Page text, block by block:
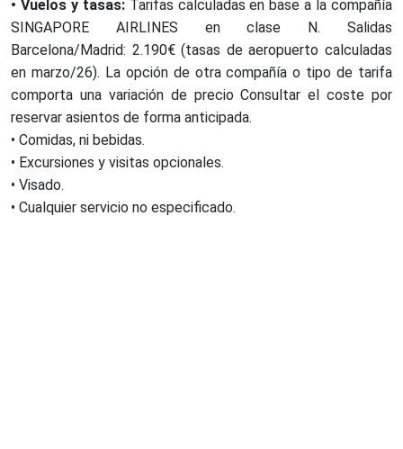
• Vuelos y tasas:Tarifas calculadas en base a la compañía
SINGAPORE AIRLINES en clase N. Salidas
Barcelona/Madrid: 2.190€ (tasas de aeropuerto calculadas
en marzo/26). La opción de otra compañía o tipo de tarifa
comporta una variación de precio Consultar el coste por
reservar asientos de forma anticipada.
• Comidas, ni bebidas.
• Excursiones y visitas opcionales.
• Visado.
• Cualquier servicio no especificado.